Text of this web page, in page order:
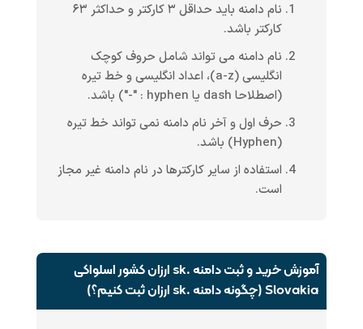
نام دامنه باید حداقل ۳ کارکتر و حداکثر ۶۳
کارکتر باشد.
نام دامنه می تواند شامل حروف کوچک
انگلیسی (a-z)، اعداد انگلیسی و خط تیره
(اصطلاحا dash یا hyphen : "-") باشد.
حرف اول و آخر نام دامنه نمی تواند خط تیره
(Hyphen) باشد.
استفاده از سایر کارکترها در نام دامنه غیر مجاز
است.
آموزش خرید و ثبت دامنه .sk ارزان کشور اسلواکی
Slovakia (چگونه دامنه .sk ارزان ثبت کنیم؟)